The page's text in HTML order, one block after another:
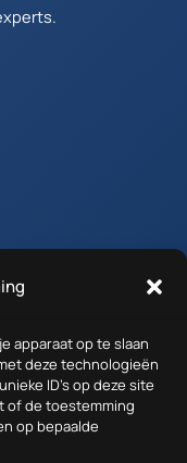
apparaat op te slaan
deze technologieën
ID's op deze site
of de toestemming
op bepaalde